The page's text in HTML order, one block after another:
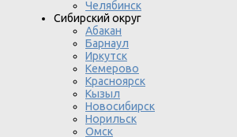
Челябинск
Сибирский округ
Абакан
Барнаул
Иркутск
Кемерово
Красноярск
Кызыл
Новосибирск
Норильск
Омск